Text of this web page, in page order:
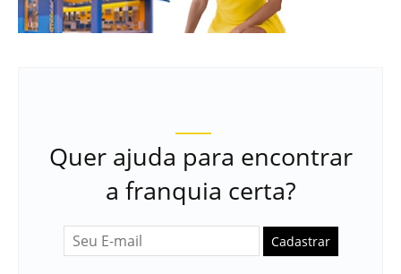
Quer ajuda para encontrar
a franquia certa?
Cadastrar